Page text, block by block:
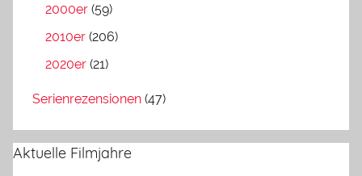
2000er (59)
2010er (206)
2020er (21)
Serienrezensionen (47)
Aktuelle Filmjahre